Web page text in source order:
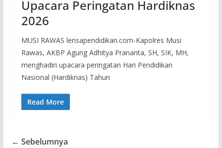
Upacara Peringatan Hardiknas
2026
MUSI RAWAS lensapendidikan.com-Kapolres Musi
Rawas, AKBP Agung Adhitya Prananta, SH, SIK, MH,
menghadiri upacara peringatan Hari Pendidikan
Nasional (Hardiknas) Tahun
Read More
← Sebelumnya